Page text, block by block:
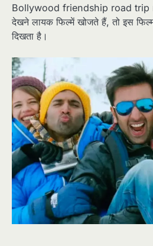
Bollywood friendship road trip
देखने लायक फिल्में खोजते हैं, तो इस
दिखता है।​